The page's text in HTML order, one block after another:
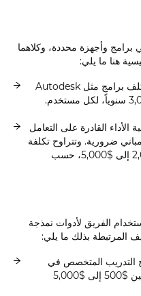
برامج وأجهزة محددة، وكلاهما
هنا ما يلي:
تراخيص البرمجيات: يمكن أن تكلف برامج مثل Autodesk
الأداء القادرة على التعامل
ضرورية. وتتراوح تكلفة
كل محطة عمل عادةً من $2,000 إلى $5,000، حسب
الفريق لأدوات نمذجة
المرتبطة بذلك ما يلي:
التدريب المتخصص في
مجال نمذجة معلومات المباني بين $500 إلى $5,000